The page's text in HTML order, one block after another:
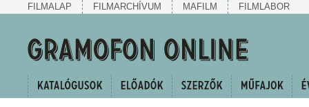
FILMALAP FILMARCHÍVUM MAFILM FILMLABOR